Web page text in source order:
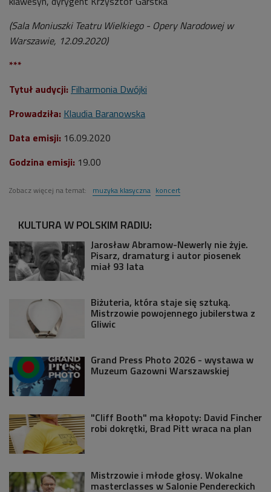
(Sala Moniuszki Teatru Wielkiego - Opery Narodowej w
Warszawie, 12.09.2020)
***
Tytuł audycji: Filharmonia Dwójki
Prowadziła: Klaudia Baranowska
Data emisji: 16.09.2020
Godzina emisji: 19.00
Zobacz więcej na temat: muzyka klasyczna koncert
KULTURA W POLSKIM RADIU:
Jarosław Abramow-Newerly nie żyje.
Pisarz, dramaturg i autor piosenek
miał 93 lata
Biżuteria, która staje się sztuką.
Mistrzowie powojennego jubilerstwa z
Gliwic
Grand Press Photo 2026 - wystawa w
Muzeum Gazowni Warszawskiej
"Cliff Booth" ma kłopoty: David Fincher
robi dokrętki, Brad Pitt wraca na plan
Mistrzowie i młode głosy. Wokalne
masterclasses w Salonie Pendereckich